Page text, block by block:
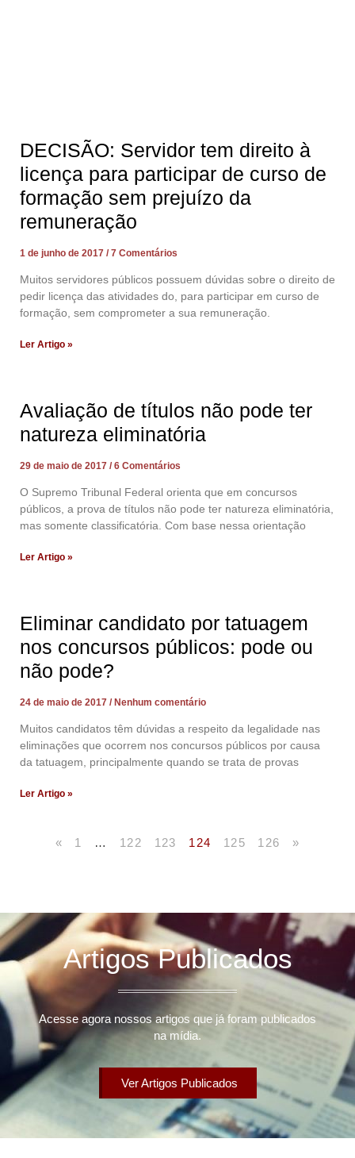
DECISÃO: Servidor tem direito à
licença para participar de curso de
formação sem prejuízo da
remuneração
1 de junho de 2017 7 Comentários
Muitos servidores públicos possuem dúvidas sobre o direito de
pedir licença das atividades do, para participar em curso de
formação, sem comprometer a sua remuneração.
Ler Artigo »
Avaliação de títulos não pode ter
natureza eliminatória
29 de maio de 2017 6 Comentários
O Supremo Tribunal Federal orienta que em concursos
públicos, a prova de títulos não pode ter natureza eliminatória,
mas somente classificatória. Com base nessa orientação
Ler Artigo »
Eliminar candidato por tatuagem
nos concursos públicos: pode ou
não pode?
24 de maio de 2017 Nenhum comentário
Muitos candidatos têm dúvidas a respeito da legalidade nas
eliminações que ocorrem nos concursos públicos por causa
da tatuagem, principalmente quando se trata de provas
Ler Artigo »
« 1 … 122 123 124 125 126 »
Artigos Publicados
Acesse agora nossos artigos que já foram publicados
na mídia.
Ver Artigos Publicados